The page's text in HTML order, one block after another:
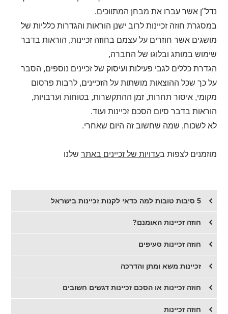
נדל"ן אשר עברו את מבחן המתווכים.
במסגרת חוזה זכיינות לרוב ישנן הוראות והגדרות כלליות של
מושגים אשר חוזרים על עצמם בחוזה זכיינות, הוראות בדבר
שימוש במותג ובלוגו של החברה,
הגדרת כללים לגבי פעילות ועיסוק של זכיינים נוספים, הסבר
על כך שכל ההוצאות מושתות על הזכיינים, לרבות פרסום
מקומי, איסור תחרות, זמן ההתקשרות, בטוחות וערבויות,
הוראות בדבר סיום הסכם זכיינות ועוד.
לא לשכוח, שמה שחשוב זה היום שאחרי.
מוזמנים לצפות בעדויות של זכיינים באתר שלנו
5 סיבות טובות למה כדאי לקנות זכיינות בישראל
חוזה זכיינות האומנם?
​חוזה זכיינות סעיפים
זכיינות משא ומתן והדרכה
חוזה זכיינות או הסכם זכיינות דגשים חשובים
חוזה זכיינות